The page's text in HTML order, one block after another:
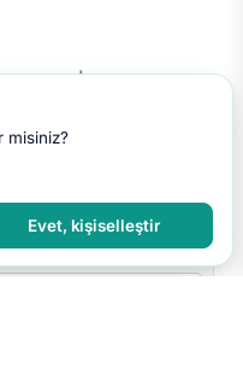
sen yap!
misiniz?
Evet, kişiselleştir